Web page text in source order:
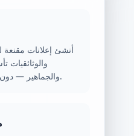
أنشئ إعلانات مقنعة
والوثائقيات
والجماهير — دون محرر إعلانات متخصص.